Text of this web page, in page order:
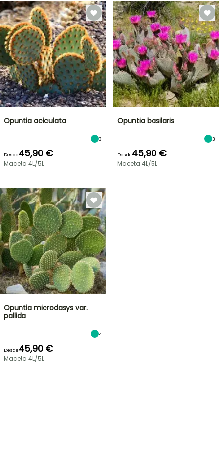
Opuntia aciculata
3
Desde45,90 €
Maceta 4L/5L
Opuntia basilaris
3
Desde45,90 €
Maceta 4L/5L
Opuntia microdasys var.
pallida
4
Desde45,90 €
Maceta 4L/5L